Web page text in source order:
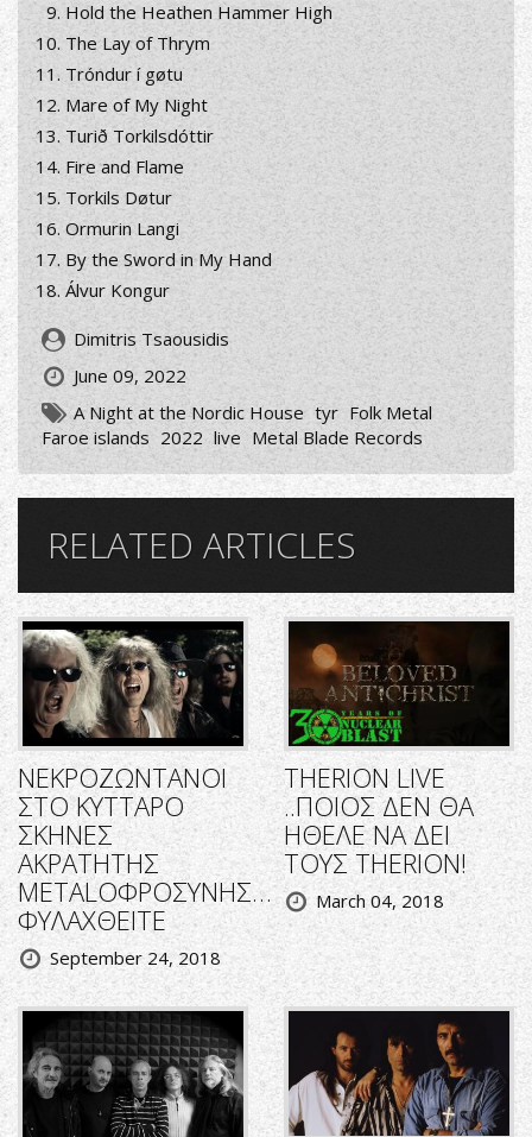
Hold the Heathen Hammer High
The Lay of Thrym
Tróndur í gøtu
Mare of My Night
Turið Torkilsdóttir
Fire and Flame
Torkils Døtur
Ormurin Langi
By the Sword in My Hand
Álvur Kongur
Dimitris Tsaousidis
June 09, 2022
A Night at the Nordic House tyr Folk Metal
Faroe islands 2022 live Metal Blade Records
RELATED ARTICLES
ΝΕΚΡΟΖΩΝΤΑΝΟΙ
ΣΤΟ ΚΥΤΤΑΡΟ
ΣΚΗΝΕΣ
ΑΚΡΑΤΗΤΗΣ
METALΟΦΡΟΣΥΝΗΣ…
ΦΥΛΑΧΘΕΙΤΕ
September 24, 2018
THERION LIVE
..ΠΟΙΟΣ ΔΕΝ ΘΑ
ΗΘΕΛΕ ΝΑ ΔΕΙ
ΤΟΥΣ THERION!
March 04, 2018